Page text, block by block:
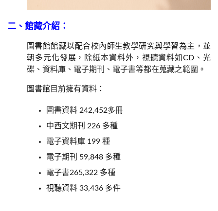
二、館藏介紹：
圖書館館藏以配合校內師生教學研究與學習為主，並
朝多元化發展，除紙本資料外，視聽資料如CD、光
碟、資料庫、電子期刊、電子書等都在蒐藏之範圍。
圖書館目前擁有資料：
圖書資料 242,452多冊
中西文期刊 226 多種
電子資料庫 199 種
電子期刊 59,848 多種
電子書265,322 多種
視聽資料 33,436 多件